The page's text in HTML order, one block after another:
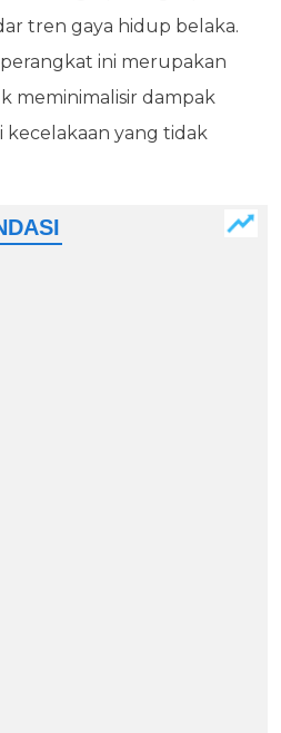
tren gaya hidup belaka.
ini merupakan
meminimalisir dampak
kecelakaan yang tidak